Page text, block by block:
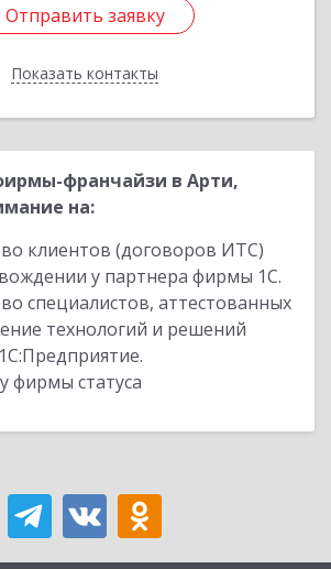
Отправить заявку
Показать контакты
Отправить заявку
Назад
франчайзи в Арти,
на:
клиентов (договоров ИТС)
у партнера фирмы 1С.
специалистов, аттестованных
технологий и решений
фирмы статуса